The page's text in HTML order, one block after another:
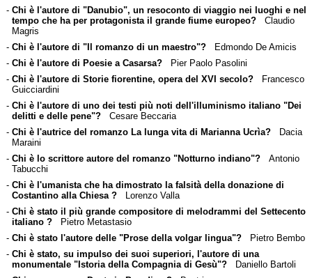
- Chi è l'autore di "Danubio", un resoconto di viaggio nei luoghi e nel
tempo che ha per protagonista il grande fiume europeo?Claudio
Magris
- Chi è l'autore di "Il romanzo di un maestro"?Edmondo De Amicis
- Chi è l'autore di Poesie a Casarsa?Pier Paolo Pasolini
- Chi è l'autore di Storie fiorentine, opera del XVI secolo?Francesco
Guicciardini
- Chi è l'autore di uno dei testi più noti dell'illuminismo italiano "Dei
delitti e delle pene"?Cesare Beccaria
- Chi è l'autrice del romanzo La lunga vita di Marianna Ucrìa?Dacia
Maraini
- Chi è lo scrittore autore del romanzo "Notturno indiano"?Antonio
Tabucchi
- Chi è l'umanista che ha dimostrato la falsità della donazione di
Costantino alla Chiesa ?Lorenzo Valla
- Chi è stato il più grande compositore di melodrammi del Settecento
italiano ?Pietro Metastasio
- Chi è stato l'autore delle "Prose della volgar lingua"?Pietro Bembo
- Chi è stato, su impulso dei suoi superiori, l'autore di una
monumentale "Istoria della Compagnia di Gesù"?Daniello Bartoli